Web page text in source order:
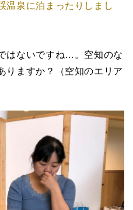
温泉に泊まったりしまし
ないですね…。空知のな
りますか？（空知のエリア